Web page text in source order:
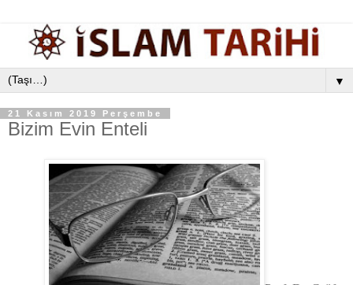
▼
21 Kasım 2019 Perşembe
Bizim Evin Enteli